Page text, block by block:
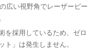
広い視野角でレーザービー
を採用しているため、ゼロ
ト」は発生しません。